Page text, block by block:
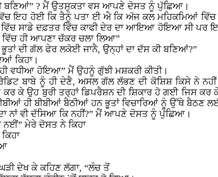
ਬਣਿਆਂ” ? ਮੈਂ ਉਤਸੁਕਤਾ ਵਸ ਆਪਣੇ ਦੋਸਤ ਨੂੰ ਪੁੱਛਿਆ।
ਇਹ ਹੋਈ ਕਿ ਤੈਨੂੰ ਪਤਾ ਈ ਐ ਕਿ ਅੱਜ ਕਲ ਮਹਿਕਮਿਆਂ ਵਿੱਚ
ਸਾਡੇ ਦਫ਼ਤਰ ਵਿੱਚ ਕਾਫੀ ਦੇਰ ਦਾ ਆਇਆ ਹੋਇਆ ਸੀ ਪਰ
ਵਿੱਚ ਹੀ ਆਪਣਾ ਚੱਕਰ ਚਲਾ ਲਿਆ”
ਦੀ ਗੱਲ ਫੇਰ ਲਕੋਈ ਜਾਨੈ, ਉਨ੍ਹਾਂ ਦਾ ਦੱਸ ਕੀ ਬਣਿਆਂ?”
ਕਿਹਾ।
ਹੀ ਵਧੀਆ ਹੋਇਆ” ਮੈਂ ਉਹਨੂੰ ਗੁੱਝੀ ਮਸ਼ਕਰੀ ਕੀਤੀ।
ਬਾਬੇ ਨੂੰ ਹੀ ਦੇਣੈ, ਅਸਲ ਗੱਲ ਲੱਭਣ ਦੀ ਕੋਸ਼ਿਸ਼ ਕਿਸੇ ਨੇ
ਕਰ ਕੇ ਉਹ ਬੁਰੀ ਤਰ੍ਹਾਂ ਡਿਪਰੈਸ਼ਨ ਦੀ ਸ਼ਿਕਾਰ ਹੋ ਗਈ
ਹੀ ਬੀਬੀਆਂ ਬੈਠੀਆਂ ਹਨ ਭੂਤਾਂ ਵਿਚਾਰਿਆਂ ਨੂੰ ਉੱਥੇ ਬੈਠਣ ਲਈ
ਨਾਂ ਵੀ ਦੱਸਿਆ ਕਿ ਨਹੀਂ?” ਮੈਂ ਆਪਣੇ ਦੋਸਤ ਨੂੰ ਪੁੱਛਿਆ।
ਨਈਂ” ਮੇਰੇ ਦੋਸਤ ਨੇ ਕਿਹਾ
ਦੇਖ ਕੇ ਕਹਿਣ ਲੱਗਾ, “ਲੰਚ ਤੋਂ